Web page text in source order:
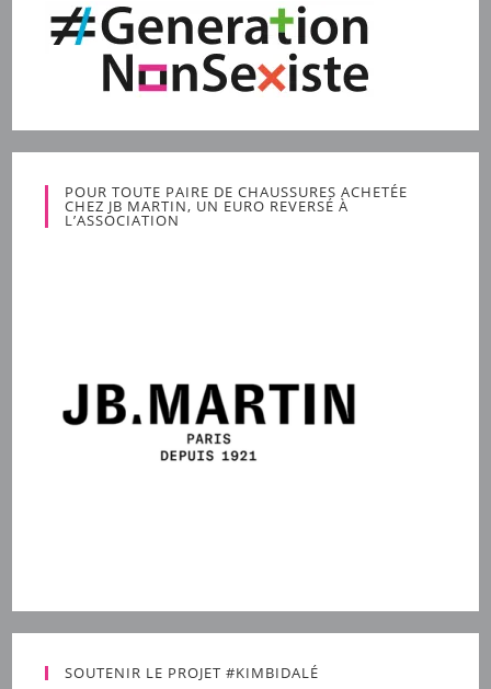
POUR TOUTE PAIRE DE CHAUSSURES ACHETÉE
CHEZ JB MARTIN, UN EURO REVERSÉ À
L’ASSOCIATION
SOUTENIR LE PROJET #KIMBIDALÉ